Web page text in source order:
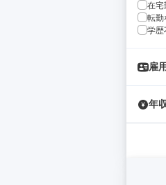
在宅
転勤
学歴
雇
年